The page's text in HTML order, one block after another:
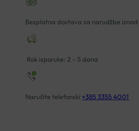
Besplatna dostava za narudžbe
Rok isporuke: 2 – 5 dana
Naručite telefonski +385 3355 4001